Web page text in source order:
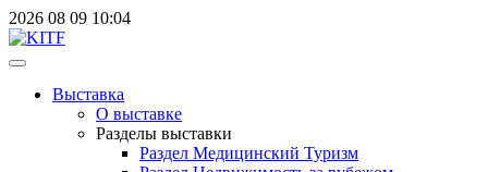
2026 08 09 10:04
Выставка
О выставке
Разделы выставки
Раздел Медицинский Туризм